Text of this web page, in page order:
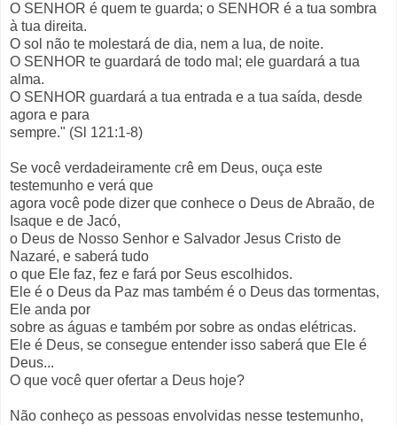
O SENHOR é quem te guarda; o SENHOR é a tua sombra
à tua direita.
O sol não te molestará de dia, nem a lua, de noite.
O SENHOR te guardará de todo mal; ele guardará a tua
alma.
O SENHOR guardará a tua entrada e a tua saída, desde
agora e para
sempre." (Sl 121:1-8)
Se você verdadeiramente crê em Deus, ouça este
testemunho e verá que
agora você pode dizer que conhece o Deus de Abraão, de
Isaque e de Jacó,
o Deus de Nosso Senhor e Salvador Jesus Cristo de
Nazaré, e saberá tudo
o que Ele faz, fez e fará por Seus escolhidos.
Ele é o Deus da Paz mas também é o Deus das tormentas,
Ele anda por
sobre as águas e também por sobre as ondas elétricas.
Ele é Deus, se consegue entender isso saberá que Ele é
Deus...
O que você quer ofertar a Deus hoje?
Não conheço as pessoas envolvidas nesse testemunho,